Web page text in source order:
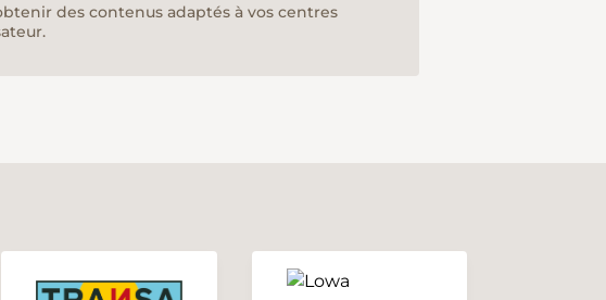
des contenus adaptés à vos centres